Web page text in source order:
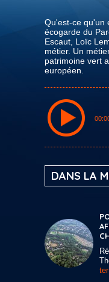
Qu'est-ce qu'un
écogarde du
Escaut, Loïc
métier. Un
patrimoine vert
européen.
DANS LA